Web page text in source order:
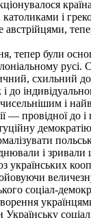
і
австрійцями,
тепер були
русі.
схильний
і
провідної до і
і
українських
величезну
соціал-
Українську